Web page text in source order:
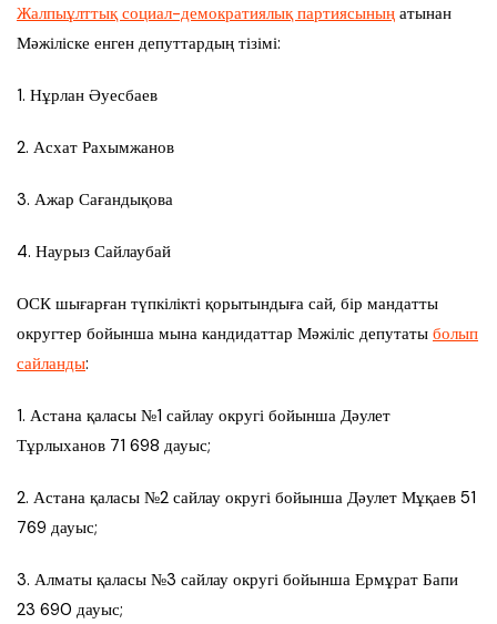
Жалпыұлттық социал-демократиялық партиясының атынан
Мәжіліске енген депуттардың тізімі:
1. Нұрлан Әуесбаев
2. Асхат Рахымжанов
3. Ажар Сағандықова
4. Наурыз Сайлаубай
ОСК шығарған түпкілікті қорытындыға сай, бір мандатты
округтер бойынша мына кандидаттар Мәжіліс депутаты болып
сайланды:
1. Астана қаласы №1 сайлау округі бойынша Дәулет
Тұрлыханов 71 698 дауыс;
2. Астана қаласы №2 сайлау округі бойынша Дәулет Мұқаев 51
769 дауыс;
3. Алматы қаласы №3 сайлау округі бойынша Ермұрат Бапи
23 690 дауыс;